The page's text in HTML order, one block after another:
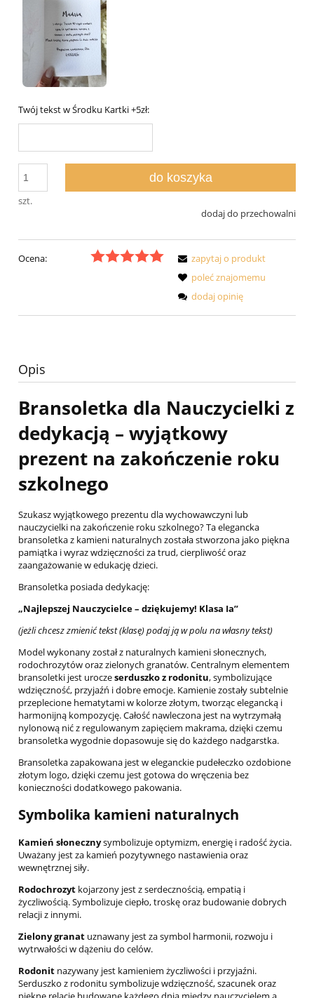
Twój tekst w Środku Kartki +5zł:
szt.
do koszyka
dodaj do przechowalni
Ocena:
zapytaj o produkt
poleć znajomemu
dodaj opinię
Opis
Bransoletka dla Nauczycielki z
dedykacją – wyjątkowy
prezent na zakończenie roku
szkolnego
Szukasz wyjątkowego prezentu dla wychowawczyni lub
nauczycielki na zakończenie roku szkolnego? Ta elegancka
bransoletka z kamieni naturalnych została stworzona jako piękna
pamiątka i wyraz wdzięczności za trud, cierpliwość oraz
zaangażowanie w edukację dzieci.
Bransoletka posiada dedykację:
„Najlepszej Nauczycielce – dziękujemy! Klasa Ia”
(jeżli chcesz zmienić tekst (klasę) podaj ją w polu na własny tekst)
Model wykonany został z naturalnych kamieni słonecznych,
rodochrozytów oraz zielonych granatów. Centralnym elementem
bransoletki jest uroczeserduszko z rodonitu, symbolizujące
wdzięczność, przyjaźń i dobre emocje. Kamienie zostały subtelnie
przeplecione hematytami w kolorze złotym, tworząc elegancką i
harmonijną kompozycję. Całość nawleczona jest na wytrzymałą
nylonową nić z regulowanym zapięciem makrama, dzięki czemu
bransoletka wygodnie dopasowuje się do każdego nadgarstka.
Bransoletka zapakowana jest w eleganckie pudełeczko ozdobione
złotym logo, dzięki czemu jest gotowa do wręczenia bez
konieczności dodatkowego pakowania.
Symbolika kamieni naturalnych
Kamień słonecznysymbolizuje optymizm, energię i radość życia.
Uważany jest za kamień pozytywnego nastawienia oraz
wewnętrznej siły.
Rodochrozyt kojarzony jest z serdecznością, empatią i
życzliwością. Symbolizuje ciepło, troskę oraz budowanie dobrych
relacji z innymi.
Zielony granat uznawany jest za symbol harmonii, rozwoju i
wytrwałości w dążeniu do celów.
Rodonit nazywany jest kamieniem życzliwości i przyjaźni.
Serduszko z rodonitu symbolizuje wdzięczność, szacunek oraz